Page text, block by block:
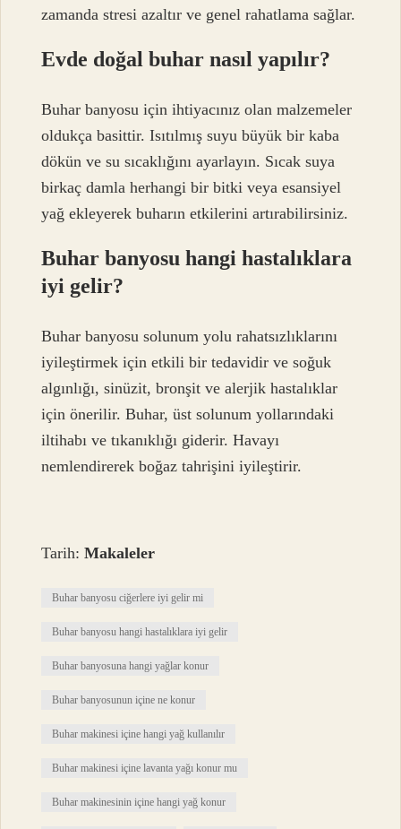
zamanda stresi azaltır ve genel rahatlama sağlar.
Evde doğal buhar nasıl yapılır?
Buhar banyosu için ihtiyacınız olan malzemeler
oldukça basittir. Isıtılmış suyu büyük bir kaba
dökün ve su sıcaklığını ayarlayın. Sıcak suya
birkaç damla herhangi bir bitki veya esansiyel
yağ ekleyerek buharın etkilerini artırabilirsiniz.
Buhar banyosu hangi hastalıklara
iyi gelir?
Buhar banyosu solunum yolu rahatsızlıklarını
iyileştirmek için etkili bir tedavidir ve soğuk
algınlığı, sinüzit, bronşit ve alerjik hastalıklar
için önerilir. Buhar, üst solunum yollarındaki
iltihabı ve tıkanıklığı giderir. Havayı
nemlendirerek boğaz tahrişini iyileştirir.
Tarih:Makaleler
Buhar banyosu ciğerlere iyi gelir mi
Buhar banyosu hangi hastalıklara iyi gelir
Buhar banyosuna hangi yağlar konur
Buhar banyosunun içine ne konur
Buhar makinesi içine hangi yağ kullanılır
Buhar makinesi içine lavanta yağı konur mu
Buhar makinesinin içine hangi yağ konur